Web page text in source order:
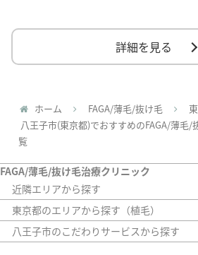
詳細を見る
ホーム FAGA/薄毛/抜け毛
八王子市(東京都)でおすすめのFAGA/薄毛/
覧
FAGA/薄毛/抜け毛治療クリニック
近隣エリアから探す
茨城県
栃木県
群馬県
東京都のエリアから探す（植毛）
新宿区
中央区
八王子市のこだわりサービスから探す